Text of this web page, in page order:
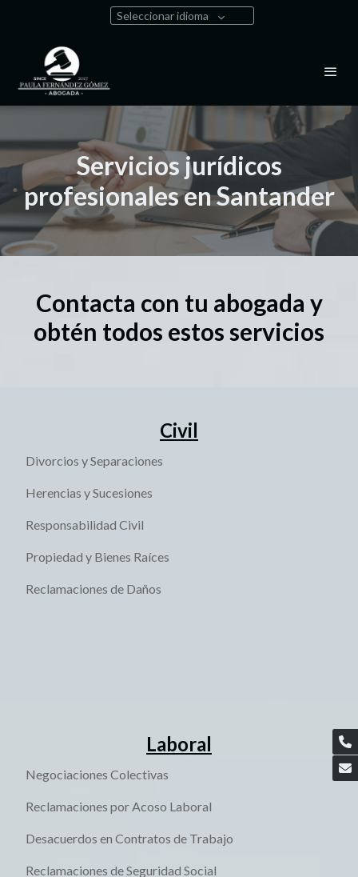
Seleccionar idioma
Servicios jurídicos
profesionales en Santander
Contacta con tu abogada y
obtén todos estos servicios
Civil
Divorcios y Separaciones
Herencias y Sucesiones
Responsabilidad Civil
Propiedad y Bienes Raíces
Reclamaciones de Daños
Laboral
Negociaciones Colectivas
Reclamaciones por Acoso Laboral
Desacuerdos en Contratos de Trabajo
Reclamaciones de Seguridad Social